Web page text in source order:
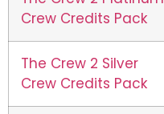
Crew Credits Pack
The Crew 2 Silver
Crew Credits Pack